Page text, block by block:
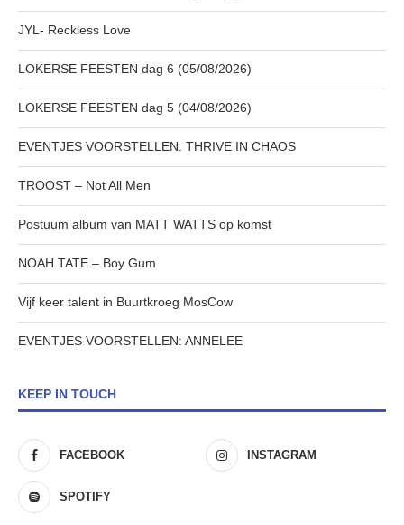
JYL- Reckless Love
LOKERSE FEESTEN dag 6 (05/08/2026)
LOKERSE FEESTEN dag 5 (04/08/2026)
EVENTJES VOORSTELLEN: THRIVE IN CHAOS
TROOST – Not All Men
Postuum album van MATT WATTS op komst
NOAH TATE – Boy Gum
Vijf keer talent in Buurtkroeg MosCow
EVENTJES VOORSTELLEN: ANNELEE
KEEP IN TOUCH
FACEBOOK INSTAGRAM
SPOTIFY